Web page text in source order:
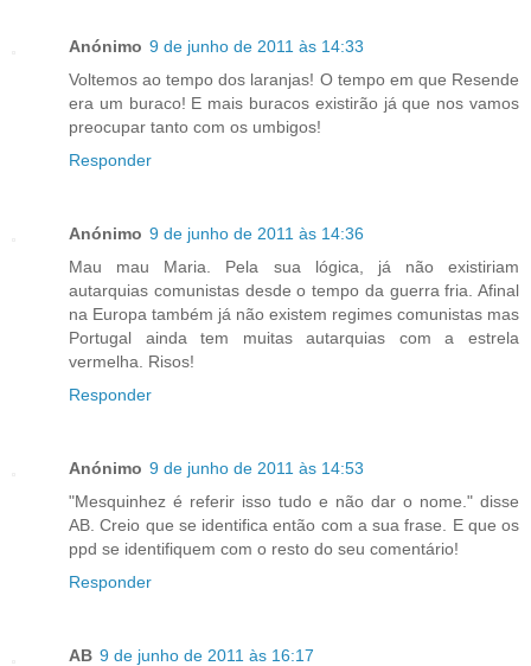
Anónimo 9 de junho de 2011 às 14:33
Voltemos ao tempo dos laranjas! O tempo em que Resende
era um buraco! E mais buracos existirão já que nos vamos
preocupar tanto com os umbigos!
Responder
Anónimo 9 de junho de 2011 às 14:36
Mau mau Maria. Pela sua lógica, já não existiriam
autarquias comunistas desde o tempo da guerra fria. Afinal
na Europa também já não existem regimes comunistas mas
Portugal ainda tem muitas autarquias com a estrela
vermelha. Risos!
Responder
Anónimo 9 de junho de 2011 às 14:53
"Mesquinhez é referir isso tudo e não dar o nome." disse
AB. Creio que se identifica então com a sua frase. E que os
ppd se identifiquem com o resto do seu comentário!
Responder
AB 9 de junho de 2011 às 16:17